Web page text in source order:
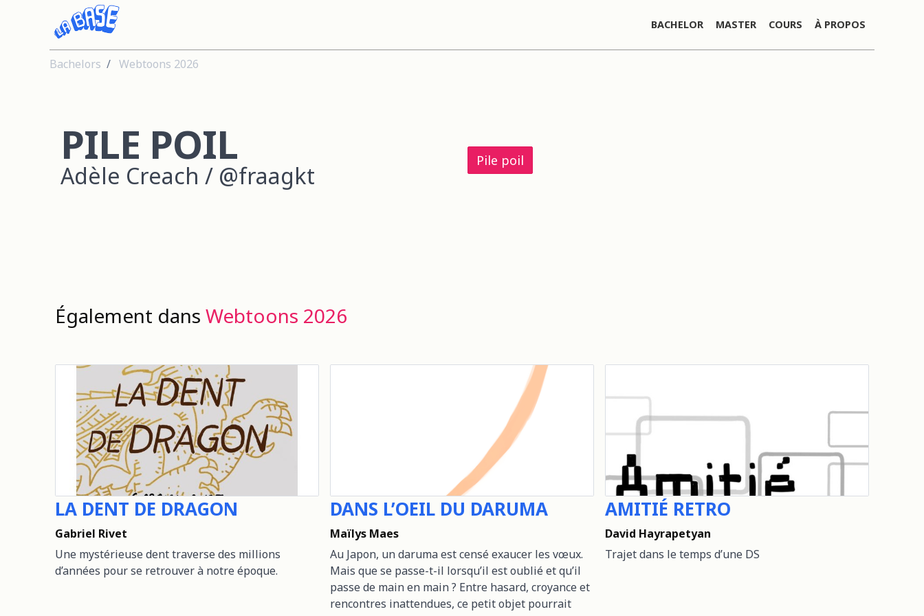
BACHELOR MASTER COURS À PROPOS
Bachelors Webtoons 2026
PILE POIL
Adèle Creach / @fraagkt
Pile poil
Également dans Webtoons 2026
LA DENT DE DRAGON
Gabriel Rivet
Une mystérieuse dent traverse des millions
d’années pour se retrouver à notre époque.
DANS L’OEIL DU DARUMA
Maïlys Maes
Au Japon, un daruma est censé exaucer les vœux.
Mais que se passe-t-il lorsqu’il est oublié et qu’il
passe de main en main ? Entre hasard, croyance et
rencontres inattendues, ce petit objet pourrait
AMITIÉ RETRO
David Hayrapetyan
Trajet dans le temps d’une DS